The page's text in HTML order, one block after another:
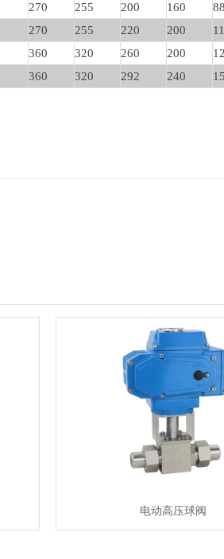
270 255 200 160 88
270 255 220 200
360 320 260 200
360 320 292 240
电动高压球阀